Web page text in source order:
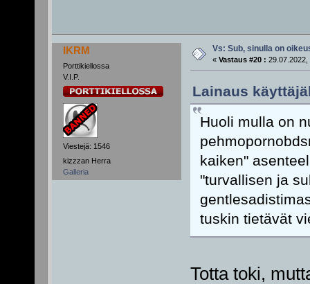
IKRM
Porttikiellossa
V.I.P.
Viestejä: 1546
kizzzan Herra
Galleria
Vs: Sub, sinulla on
« Vastaus #20 : 29.07.2022,
Lainaus
Huoli mulla on
kaiken"
"turvallisen ja
tuskin tietävät
Totta toki,